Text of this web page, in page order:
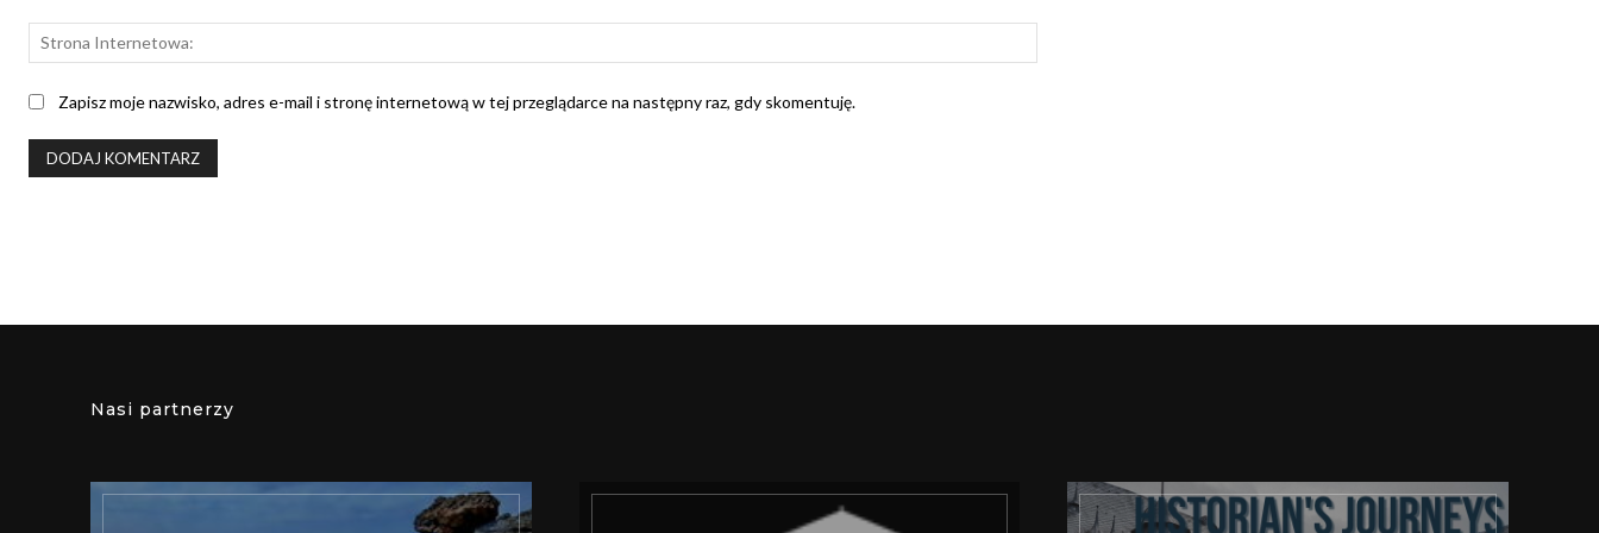
Internetowa:
Zapisz moje nazwisko, adres e-mail i stronę internetową w tej przeglądarce na następny raz, gdy skomentuję.
Nasi partnerzy